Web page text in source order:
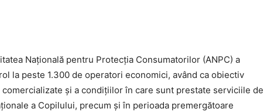
Națională pentru Protecția Consumatorilor (ANPC) a
la peste 1.300 de operatori economici, având ca obiectiv
și a condițiilor în care sunt prestate serviciile de
a Copilului, precum și în perioada premergătoare